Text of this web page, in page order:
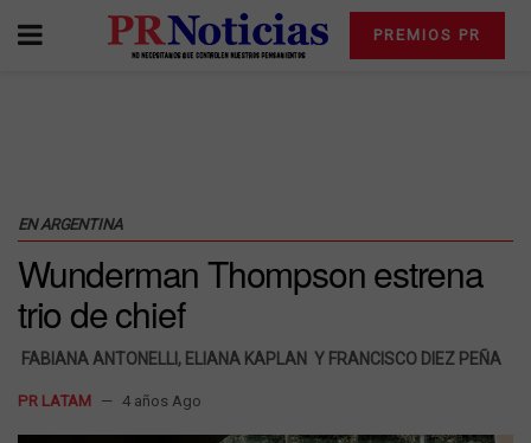
PREMIOS PR
EN ARGENTINA
Wunderman Thompson estrena
trio de chief
FABIANA ANTONELLI, ELIANA KAPLAN Y FRANCISCO DIEZ PEÑA
PR LATAM 4 años Ago